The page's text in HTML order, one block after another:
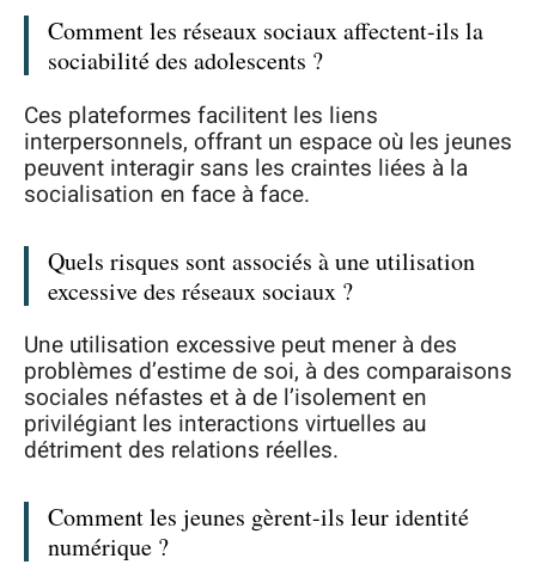
Comment les réseaux sociaux affectent-ils la
sociabilité des adolescents ?
Ces plateformes facilitent les liens
interpersonnels, offrant un espace où les jeunes
peuvent interagir sans les craintes liées à la
socialisation en face à face.
Quels risques sont associés à une utilisation
excessive des réseaux sociaux ?
Une utilisation excessive peut mener à des
problèmes d’estime de soi, à des comparaisons
sociales néfastes et à de l’isolement en
privilégiant les interactions virtuelles au
détriment des relations réelles.
Comment les jeunes gèrent-ils leur identité
numérique ?